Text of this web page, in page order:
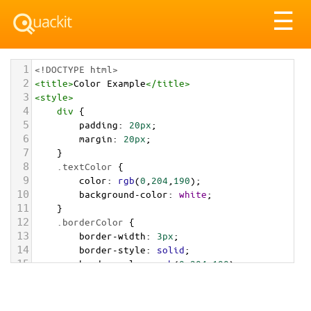
☰
1 <!DOCTYPE html>
2 <title>Color Example</title>
3 <style>
4 div {
5 padding: 20px;
6 margin: 20px;
7 }
8 .textColor {
9 color: rgb(0 204 190);
10 background-color: white;
11 }
12 .borderColor {
13 border-width: 3px;
14 border-style: solid;
15 border-color: rgb(0,204,190);